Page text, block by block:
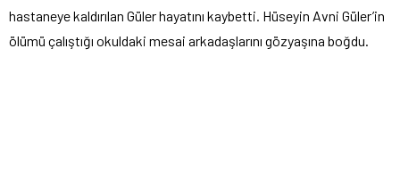
hastaneye kaldırılan Güler hayatını kaybetti. Hüseyin Avni Güler’in
ölümü çalıştığı okuldaki mesai arkadaşlarını gözyaşına boğdu.